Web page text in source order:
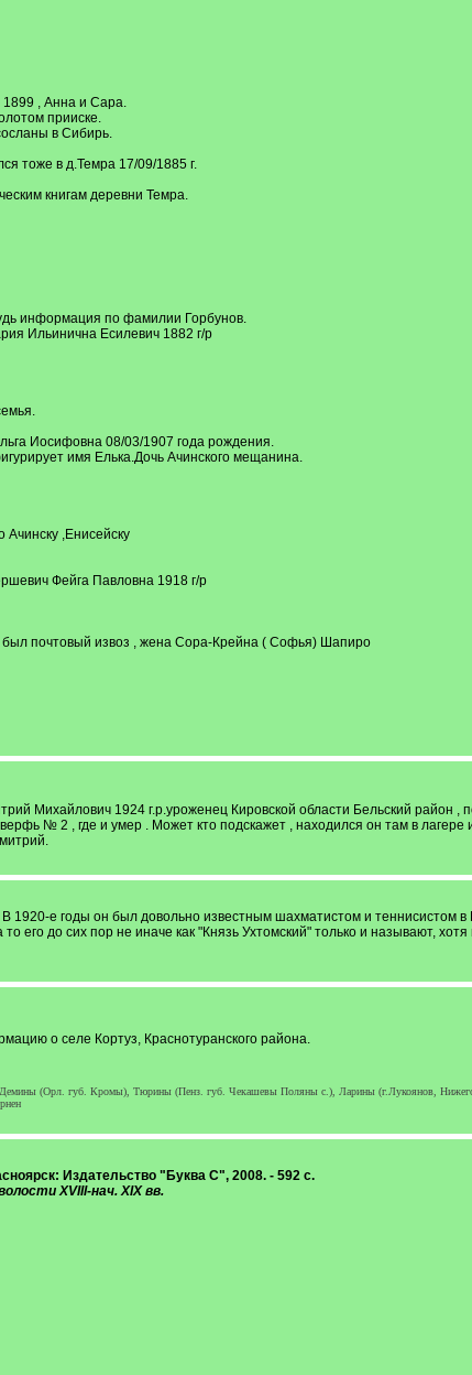
1899 , Анна и Сара.
прииске.
в Сибирь.
тоже в д.Темра 17/09/1885 г.
книгам деревни Темра.
информация по фамилии Горбунов.
Ильинична Есилевич 1882 г/р
Иосифовна 08/03/1907 года рождения.
имя Елька.Дочь Ачинского мещанина.
,Енисейску
Фейга Павловна 1918 г/р
почтовый извоз , жена Сора-Крейна ( Софья) Шапиро
Михайлович 1924 г.р.уроженец Кировской области Бельский район ,
№ 2 , где и умер . Может кто подскажет , находился он там в лагере
1920-е годы он был довольно известным шахматистом и теннисистом
то его до сих пор не иначе как "Князь Ухтомский" только и называют,
о селе Кортуз, Краснотуранского района.
(Орл. губ. Кромы), Тюрины (Пенз. губ. Чекашевы Поляны с.), Ларины (г.Лукоянов,
Издательство "Буква С", 2008. - 592 с.
XVIII-нач. XIX вв.